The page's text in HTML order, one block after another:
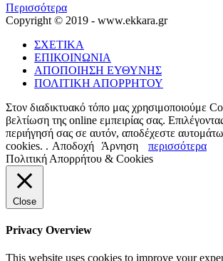
Περισσότερα
Copyright © 2019 - www.ekkara.gr
ΣΧΕΤΙΚΑ
ΕΠΙΚΟΙΝΩΝΙΑ
ΑΠΟΠΟΙΗΣΗ ΕΥΘΥΝΗΣ
ΠΟΛΙΤΙΚΗ ΑΠΟΡΡΗΤΟΥ
Στον διαδικτυακό τόπο μας χρησιμοποιούμε
βελτίωση της online εμπειρίας σας.
περιήγησή σας σε αυτόν, αποδέχεστε
cookies. . Αποδοχή Άρνηση
περισσότερα
Πολιτική Απορρήτου & Cookies
Close
Privacy Overview
This website uses cookies to improve your